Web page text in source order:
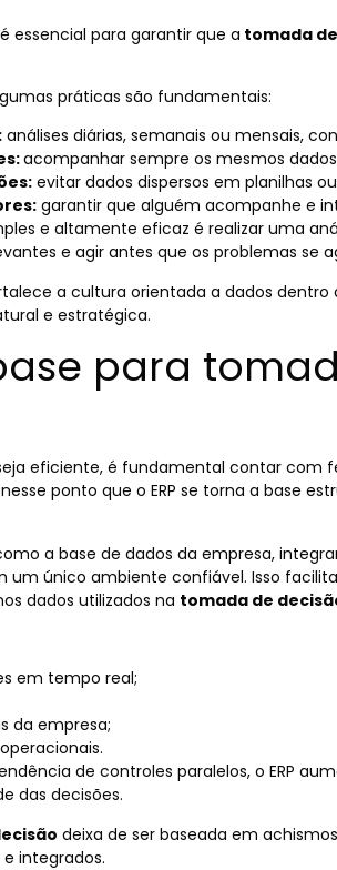
essencial para garantir que a tomada
práticas são fundamentais:
análises diárias, semanais ou mensais,
acompanhar sempre os mesmos
evitar dados dispersos em planilhas
garantir que alguém acompanhe e
e altamente eficaz é realizar uma
e agir antes que os problemas se
a cultura orientada a dados dentro
e estratégica.
para
eficiente, é fundamental contar com
ponto que o ERP se torna a base
a base de dados da empresa,
um único ambiente confiável. Isso
dados utilizados na tomada de
em tempo real;
da empresa;
de controles paralelos, o ERP
das decisões.
deixa de ser baseada em
integrados.